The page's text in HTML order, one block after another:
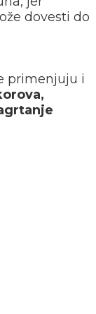
dovesti do
primenjuju i